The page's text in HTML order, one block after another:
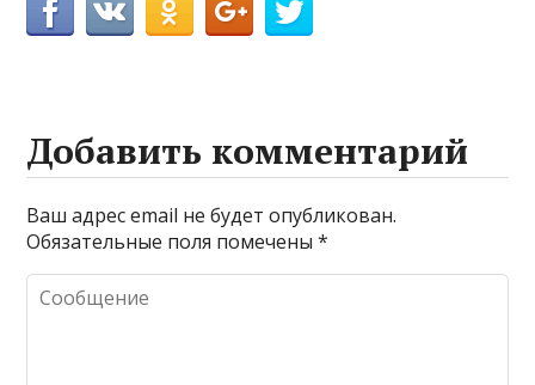
Добавить комментарий
Ваш адрес email не будет опубликован.
Обязательные поля помечены*